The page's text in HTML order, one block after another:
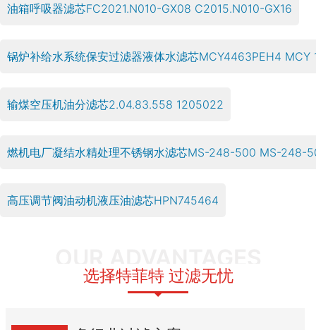
油箱呼吸器滤芯FC2021.N010-GX08 C2015.N010-GX16
锅炉补给水系统保安过滤器液体水滤芯MCY4463PEH4 MCY
输煤空压机油分滤芯2.04.83.558 1205022
燃机电厂凝结水精处理不锈钢水滤芯MS-248-500 MS-248-
高压调节阀油动机液压油滤芯HPN745464
选择特菲特 过滤无忧